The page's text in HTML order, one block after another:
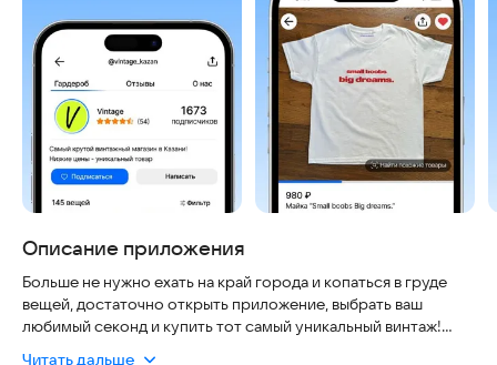
Описание приложения
Больше не нужно ехать на край города и копаться в груде
вещей, достаточно открыть приложение, выбрать ваш
любимый секонд и купить тот самый уникальный винтаж!
Читать дальше